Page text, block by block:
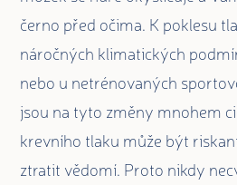
černo před očima. K poklesu
náročných klimatických
nebo u netrénovaných
jsou na tyto změny mnohem
krevního tlaku může být
ztratit vědomí. Proto nikdy